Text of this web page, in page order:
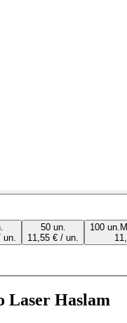
un.
50 un.
11,55 € / un.
100 un.
Laser Haslam